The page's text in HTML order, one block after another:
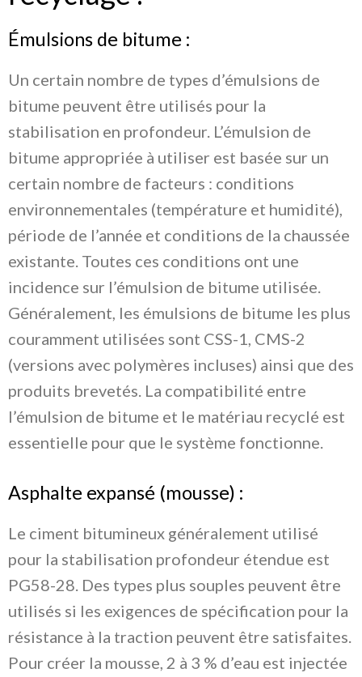
Émulsions de bitume :
Un certain nombre de types d’émulsions de
bitume peuvent être utilisés pour la
stabilisation en profondeur. L’émulsion de
bitume appropriée à utiliser est basée sur un
certain nombre de facteurs : conditions
environnementales (température et humidité),
période de l’année et conditions de la chaussée
existante. Toutes ces conditions ont une
incidence sur l’émulsion de bitume utilisée.
Généralement, les émulsions de bitume les plus
couramment utilisées sont CSS-1, CMS-2
(versions avec polymères incluses) ainsi que des
produits brevetés. La compatibilité entre
l’émulsion de bitume et le matériau recyclé est
essentielle pour que le système fonctionne.
Asphalte expansé (mousse) :
Le ciment bitumineux généralement utilisé
pour la stabilisation profondeur étendue est
PG58-28. Des types plus souples peuvent être
utilisés si les exigences de spécification pour la
résistance à la traction peuvent être satisfaites.
Pour créer la mousse, 2 à 3 % d’eau est injectée